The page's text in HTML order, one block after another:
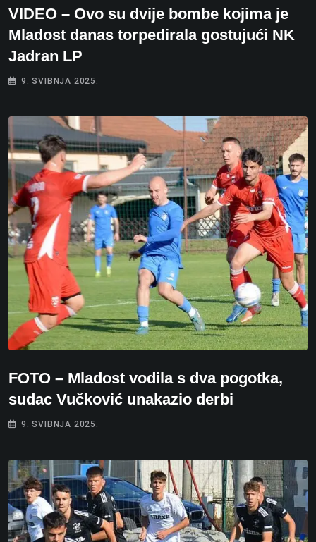
VIDEO – Ovo su dvije bombe kojima je
Mladost danas torpedirala gostujući NK
Jadran LP
9. SVIBNJA 2025.
FOTO – Mladost vodila s dva pogotka,
sudac Vučković unakazio derbi
9. SVIBNJA 2025.